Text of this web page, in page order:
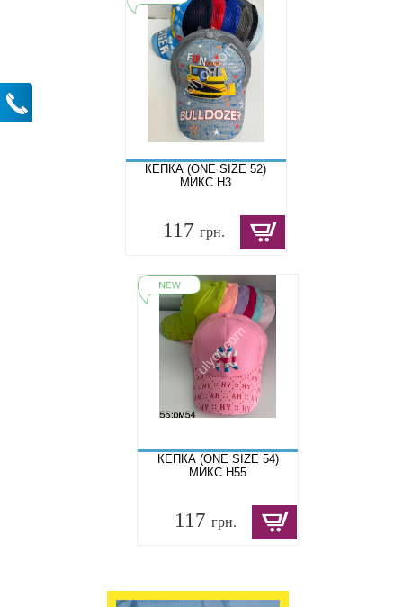
КЕПКА (ONE SIZE 52)
МИКС H3
117грн.
КЕПКА (ONE SIZE 54)
МИКС H55
117грн.